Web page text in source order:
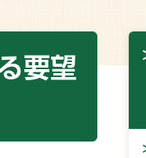
要望